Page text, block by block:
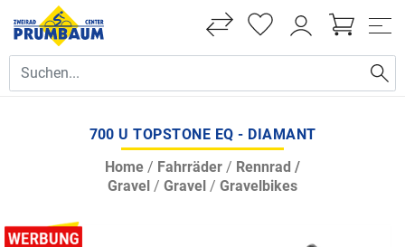
700 U TOPSTONE EQ - DIAMANT
Home / Fahrräder / Rennrad /
Gravel / Gravel / Gravelbikes